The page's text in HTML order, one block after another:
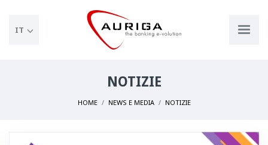
IT
NOTIZIE
HOME NEWS E MEDIA NOTIZIE